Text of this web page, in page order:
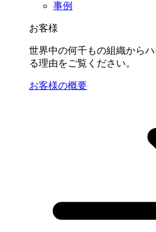
事例
お客様
世界中の何千もの組織から
る理由をご覧ください。
お客様の概要